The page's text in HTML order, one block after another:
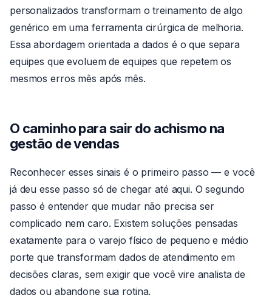
personalizados transformam o treinamento de algo
genérico em uma ferramenta cirúrgica de melhoria.
Essa abordagem orientada a dados é o que separa
equipes que evoluem de equipes que repetem os
mesmos erros mês após mês.
O caminho para sair do achismo na
gestão de vendas
Reconhecer esses sinais é o primeiro passo — e você
já deu esse passo só de chegar até aqui. O segundo
passo é entender que mudar não precisa ser
complicado nem caro. Existem soluções pensadas
exatamente para o varejo físico de pequeno e médio
porte que transformam dados de atendimento em
decisões claras, sem exigir que você vire analista de
dados ou abandone sua rotina.